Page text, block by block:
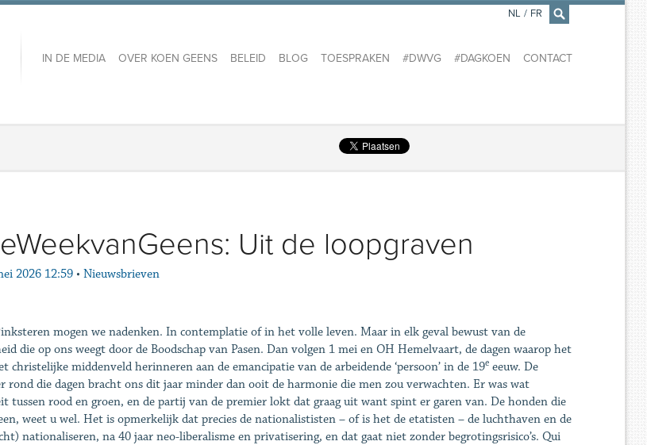
×
IN DE MEDIA OVER KOEN GEENS BELEID BLOG TOESPRAKEN #DWVG #DAGKOEN CONTACT
NL / FR
Uit de loopgraven
2026 12:59 • Nieuwsbrieven
mogen we nadenken. In contemplatie of in het volle leven. Maar in elk geval bewust van de
die op ons weegt door de Boodschap van Pasen. Dan volgen 1 mei en OH Hemelvaart, de dagen waarop het
christelijke middenveld herinneren aan de emancipatie van de arbeidende ‘persoon’ in de 19eeeuw. De
rond die dagen bracht ons dit jaar minder dan ooit de harmonie die men zou verwachten. Er was wat
tussen rood en groen, en de partij van de premier lokt dat graag uit want spint er garen van. De honden die
weet u wel. Het is opmerkelijk dat precies de nationalististen – of is het de etatisten – de luchthaven en de
nationaliseren, na 40 jaar neo-liberalisme en privatisering, en dat gaat niet zonder begrotingsrisico’s. Qui